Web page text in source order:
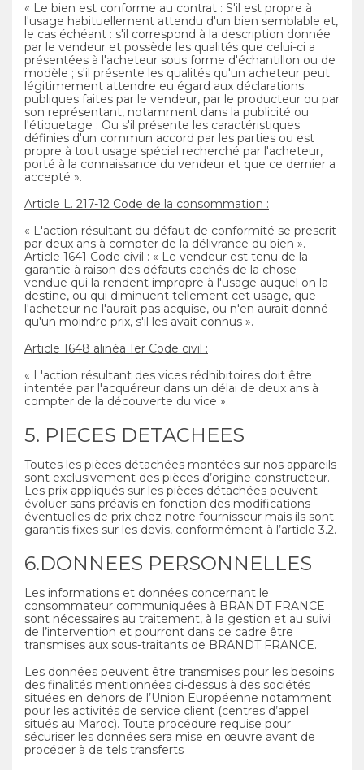
« Le bien est conforme au contrat : S'il est propre à
l'usage habituellement attendu d'un bien semblable et,
le cas échéant : s'il correspond à la description donnée
par le vendeur et possède les qualités que celui-ci a
présentées à l'acheteur sous forme d'échantillon ou de
modèle ; s'il présente les qualités qu'un acheteur peut
légitimement attendre eu égard aux déclarations
publiques faites par le vendeur, par le producteur ou par
son représentant, notamment dans la publicité ou
l'étiquetage ; Ou s'il présente les caractéristiques
définies d'un commun accord par les parties ou est
propre à tout usage spécial recherché par l'acheteur,
porté à la connaissance du vendeur et que ce dernier a
accepté ».
Article L. 217-12 Code de la consommation :
« L'action résultant du défaut de conformité se prescrit
par deux ans à compter de la délivrance du bien ».
Article 1641 Code civil : « Le vendeur est tenu de la
garantie à raison des défauts cachés de la chose
vendue qui la rendent impropre à l'usage auquel on la
destine, ou qui diminuent tellement cet usage, que
l'acheteur ne l'aurait pas acquise, ou n'en aurait donné
qu'un moindre prix, s'il les avait connus ».
Article 1648 alinéa 1er Code civil :
« L'action résultant des vices rédhibitoires doit être
intentée par l'acquéreur dans un délai de deux ans à
compter de la découverte du vice ».
5. PIECES DETACHEES
Toutes les pièces détachées montées sur nos appareils
sont exclusivement des pièces d’origine constructeur.
Les prix appliqués sur les pièces détachées peuvent
évoluer sans préavis en fonction des modifications
éventuelles de prix chez notre fournisseur mais ils sont
garantis fixes sur les devis, conformément à l’article 3.2.
6.DONNEES PERSONNELLES
Les informations et données concernant le
consommateur communiquées à BRANDT FRANCE
sont nécessaires au traitement, à la gestion et au suivi
de l’intervention et pourront dans ce cadre être
transmises aux sous-traitants de BRANDT FRANCE.
Les données peuvent être transmises pour les besoins
des finalités mentionnées ci-dessus à des sociétés
situées en dehors de l’Union Européenne notamment
pour les activités de service client (centres d’appel
situés au Maroc). Toute procédure requise pour
sécuriser les données sera mise en œuvre avant de
procéder à de tels transferts